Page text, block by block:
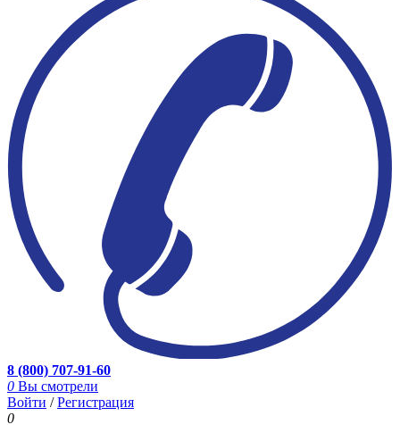
8 (800) 707-91-60
0 Вы смотрели
Войти /Регистрация
0